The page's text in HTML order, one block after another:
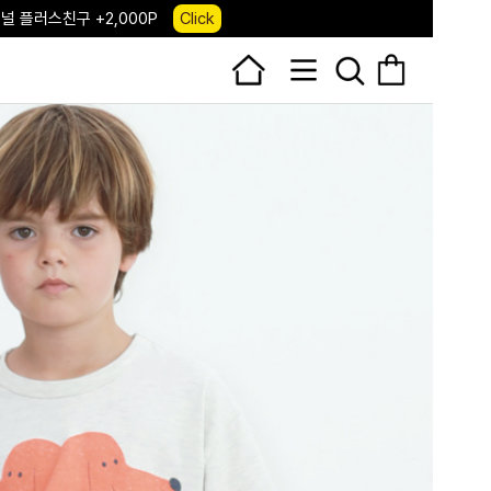
앱 다운로드 +3,000P
Down
Click